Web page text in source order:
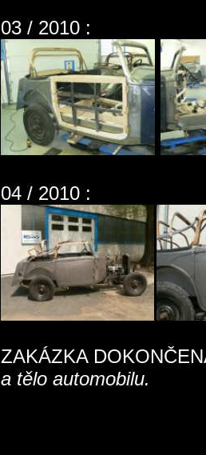
03 / 2010 :
04 / 2010 :
ZAKÁZKA
a tělo automobilu.